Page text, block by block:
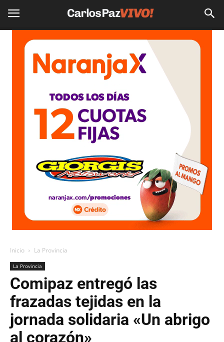
Inicio La Provincia
La Provincia
Comipaz entregó las
frazadas tejidas en la
jornada solidaria «Un abrigo
al corazón»